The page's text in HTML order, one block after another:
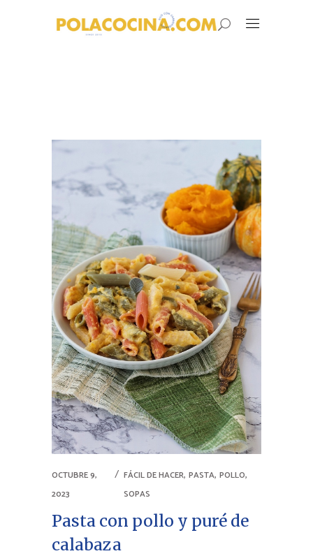
OCTUBRE 9,
2023
FÁCIL DE HACER, PASTA, POLLO,
SOPAS
Pasta con pollo y puré de
calabaza